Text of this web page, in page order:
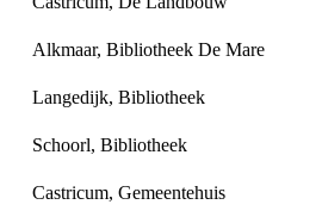
Alkmaar, Bibliotheek De Mare
Langedijk, Bibliotheek
Schoorl, Bibliotheek
Castricum, Gemeentehuis